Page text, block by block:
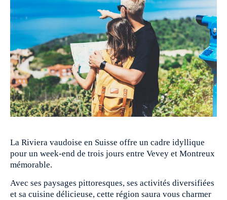
La Riviera vaudoise en Suisse offre un cadre idyllique
pour un week-end de trois jours entre Vevey et Montreux
mémorable.
Avec ses paysages pittoresques, ses activités diversifiées
et sa cuisine délicieuse, cette région saura vous charmer